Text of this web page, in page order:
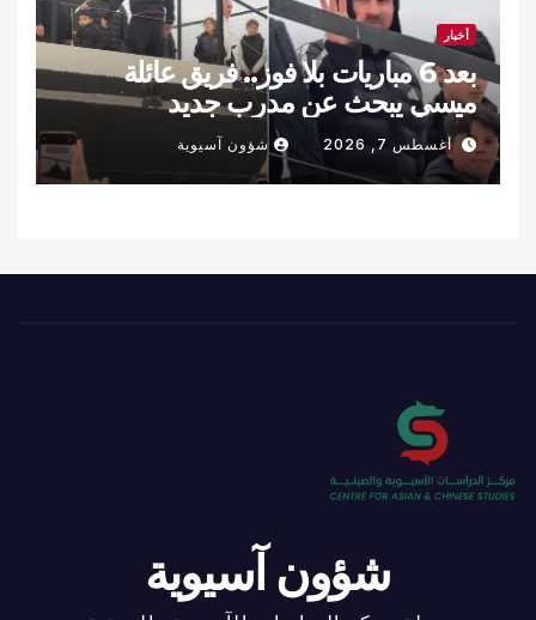
أخبار
بعد 6 مباريات بلا فوز.. فريق عائلة
ميسي يبحث عن مدرب جديد
أغسطس 7, 2026 شؤون آسيوية
شؤون آسيوية